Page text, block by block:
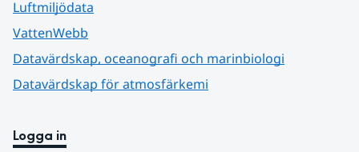
Luftmiljödata
VattenWebb
Datavärdskap, oceanografi och marinbiologi
Datavärdskap för atmosfärkemi
Logga in